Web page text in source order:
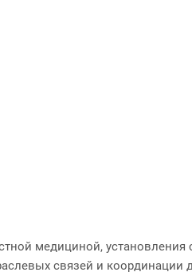
медициной,
связей и координации